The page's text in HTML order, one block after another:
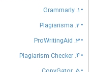
1. Grammarly
2. Plagiarisma
3. ProWritingAid
4. Plagiarism Checker